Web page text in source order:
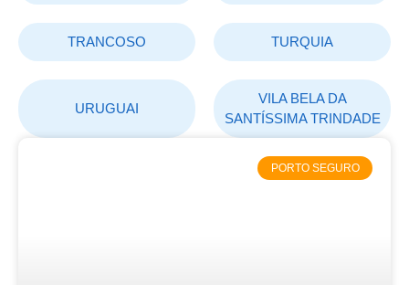
TRANCOSO TURQUIA
URUGUAI
VILA BELA DA
SANTÍSSIMA TRINDADE
PORTO SEGURO